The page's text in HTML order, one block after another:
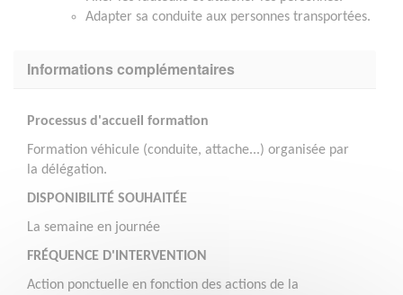
Adapter sa conduite aux personnes transportées.
Informations complémentaires
Processus d'accueil formation
Formation véhicule (conduite, attache...) organisée par
la délégation.
DISPONIBILITÉ SOUHAITÉE
La semaine en journée
FRÉQUENCE D'INTERVENTION
Action ponctuelle en fonction des actions de la